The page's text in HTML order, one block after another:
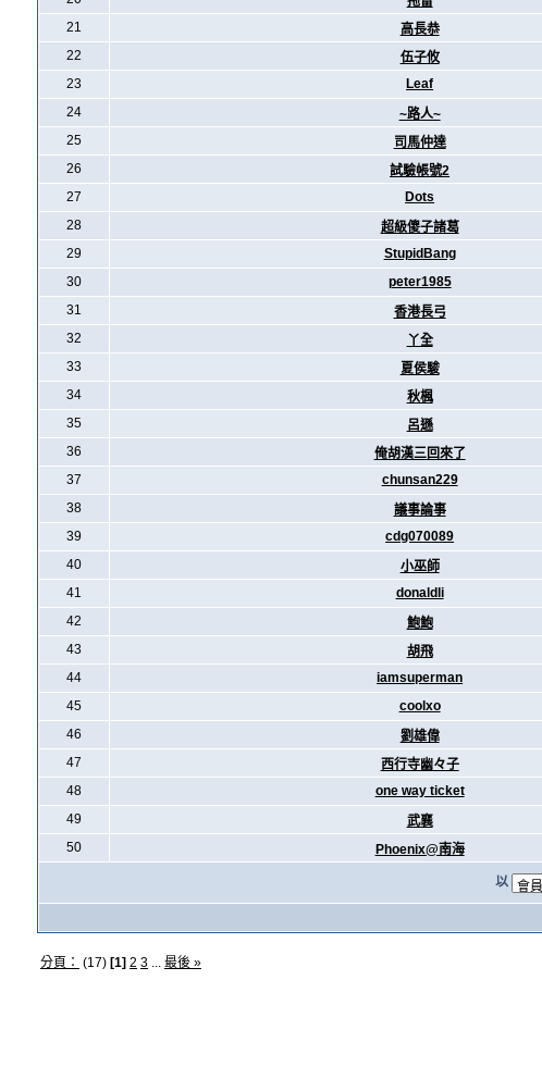
21
高長恭
22
伍子攸
23
Leaf
24
~路人~
25
司馬仲達
26
試驗帳號2
27
Dots
28
超級傻子諸葛
29
StupidBang
30
peter1985
31
香港長弓
32
丫全
33
夏侯駿
34
秋楓
35
呂遜
36
俺胡漢三回來了
37
chunsan229
38
議事論事
39
cdg070089
40
小巫師
41
donaldli
42
鮑鮑
43
胡飛
44
iamsuperman
45
coolxo
46
劉雄偉
47
西行寺幽々子
48
one way ticket
49
武襄
50
Phoenix@南海
以
分頁： (17) [1] 2 3... 最後 »